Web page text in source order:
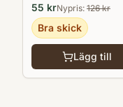
55 krNypris: 126kr
Bra skick
Lägg till